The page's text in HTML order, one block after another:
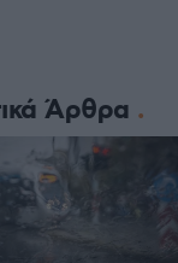
Άρθρα